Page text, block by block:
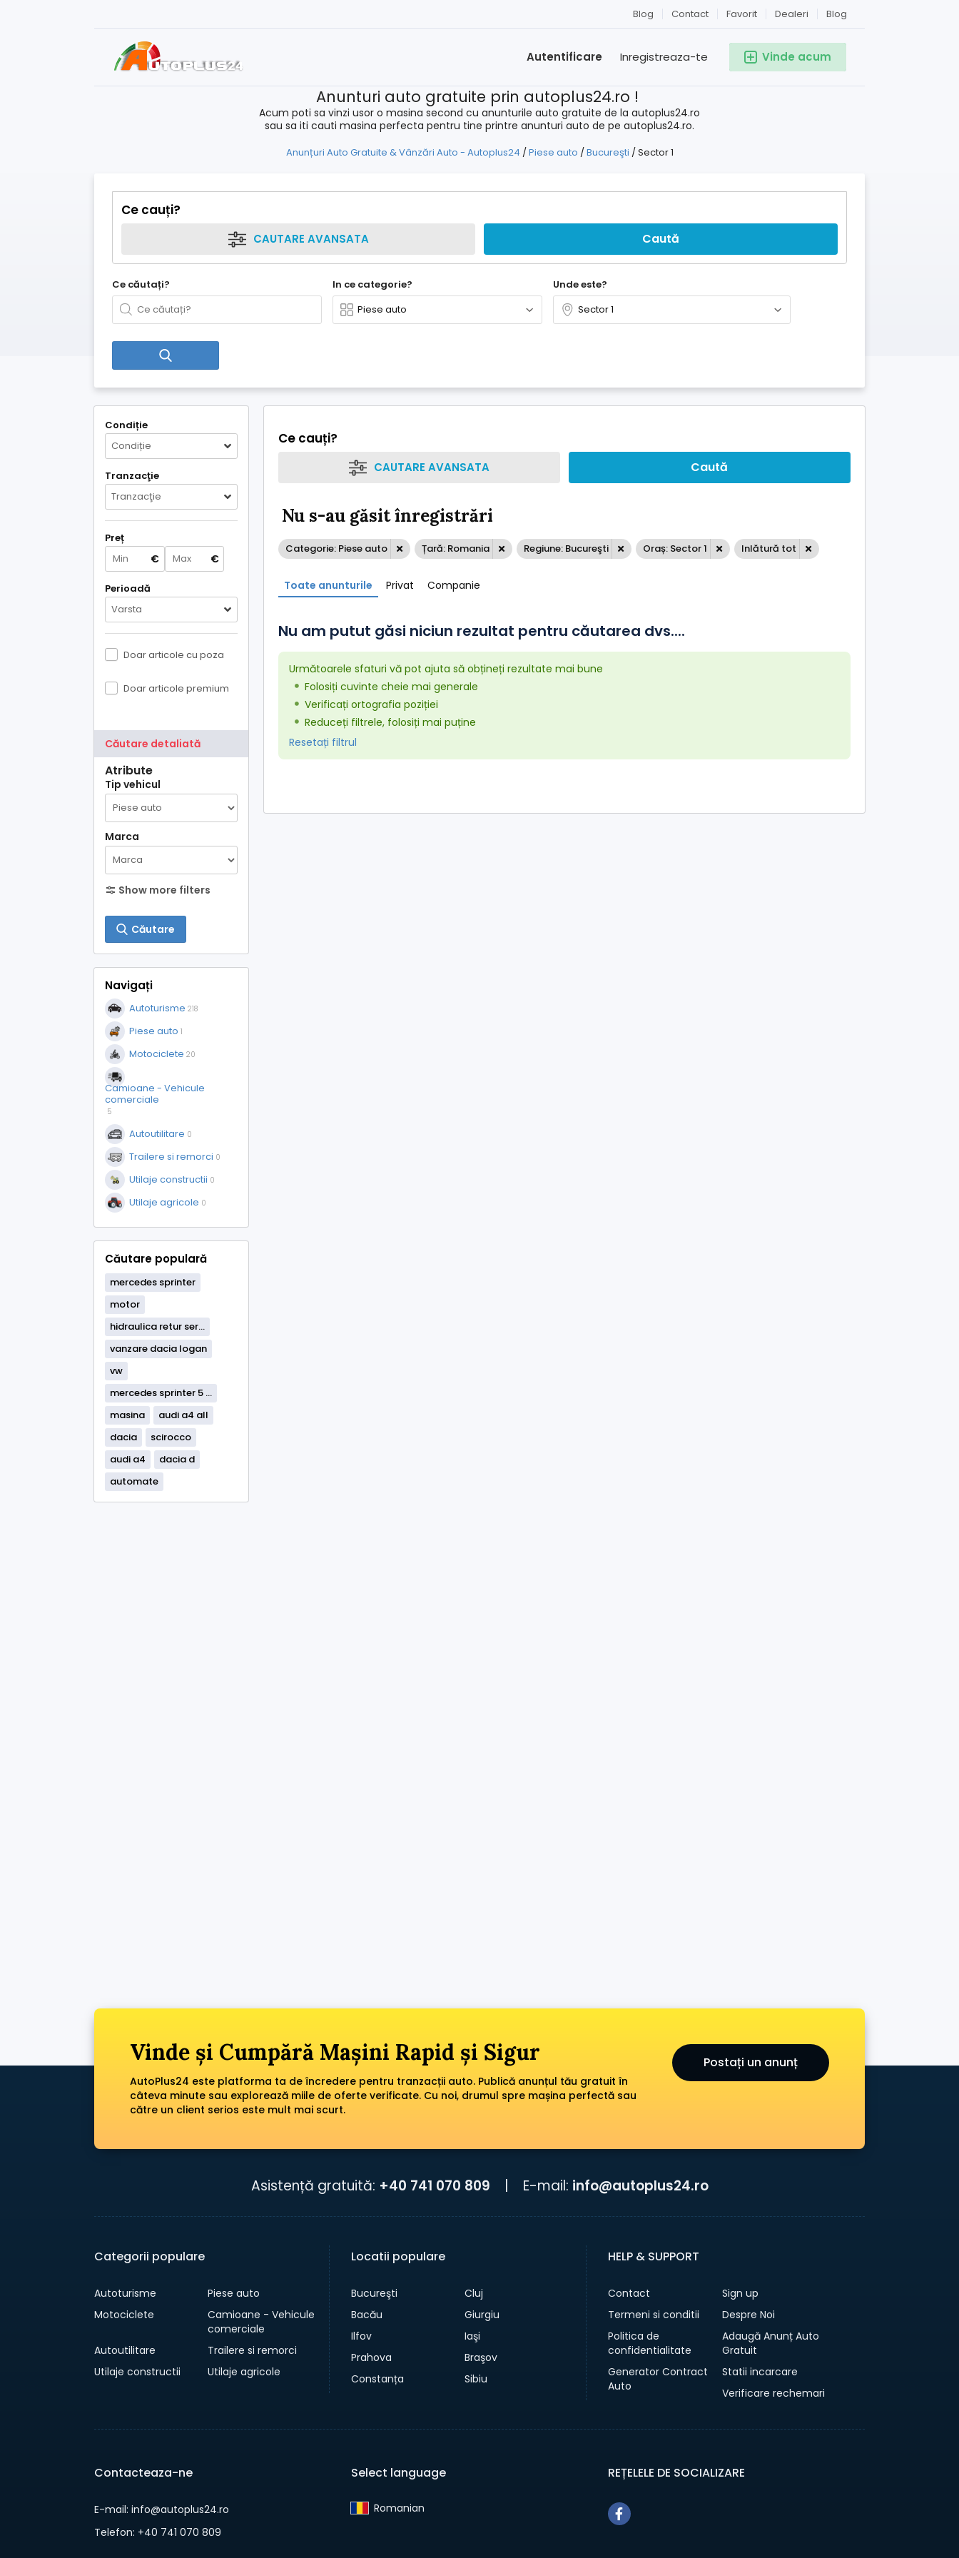
Blog
Dealeri
Favorit
Contact
Blog
Vinde acum
Inregistreaza-te
Autentificare
Anunturi auto gratuite prin autoplus24.ro !
Acum poti sa vinzi usor o masina second cu anunturile auto gratuite de la autoplus24.ro
sau sa iti cauti masina perfecta pentru tine printre anunturi auto de pe autoplus24.ro.
Anunțuri Auto Gratuite & Vânzări Auto - Autoplus24 /Piese auto /Bucureşti /Sector 1
Ce cauți?
CAUTARE AVANSATA Caută
Ce căutați? In ce categorie? Unde este?
Condiție
Condiție
Tranzacţie
Tranzacţie
Preț
€ €
Perioadă
Varsta
Doar articole cu poza
Doar articole premium
Căutare detaliată
Atribute
Tip vehicul
Marca
Show more filters
Căutare
Navigați
Autoturisme 218
Piese auto 1
Motociclete 20
Camioane - Vehicule
comerciale
5
Autoutilitare 0
Trailere si remorci 0
Utilaje constructii 0
Utilaje agricole 0
Căutare populară
mercedes sprinter
motor
hidraulica retur ser...
vanzare dacia logan
vw
mercedes sprinter 5 ...
masina
audi a4 all
dacia
scirocco
audi a4
dacia d
automate
Ce cauți?
CAUTARE AVANSATA Caută
Nu s-au găsit înregistrări
Categorie: Piese auto Țară: Romania Regiune: Bucureşti Oraș: Sector 1 Inlătură tot
Toate anunturile Privat Companie
Nu am putut găsi niciun rezultat pentru căutarea dvs....
Următoarele sfaturi vă pot ajuta să obțineți rezultate mai bune
Folosiți cuvinte cheie mai generale
Verificați ortografia poziției
Reduceți filtrele, folosiți mai puține
Resetați filtrul
Vinde și Cumpără Mașini Rapid și Sigur
AutoPlus24 este platforma ta de încredere pentru tranzacții auto. Publică anunțul tău gratuit în
câteva minute sau explorează miile de oferte verificate. Cu noi, drumul spre mașina perfectă sau
către un client serios este mult mai scurt.
Postați un anunț
Asistență gratuită: +40 741 070 809 E-mail: info@autoplus24.ro
Categorii populare
Autoturisme
Piese auto
Motociclete
Camioane - Vehicule
comerciale
Autoutilitare
Trailere si remorci
Utilaje constructii
Utilaje agricole
Locatii populare
Bucureşti
Cluj
Bacău
Giurgiu
Ilfov
Iaşi
Prahova
Braşov
Constanța
Sibiu
HELP & SUPPORT
Contact
Sign up
Termeni si conditii
Despre Noi
Politica de
confidentialitate
Adaugă Anunț Auto
Gratuit
Generator Contract
Auto
Statii incarcare
Verificare rechemari
Contacteaza-ne
E-mail: info@autoplus24.ro
Telefon: +40 741 070 809
Select language
Romanian‎
REȚELELE DE SOCIALIZARE